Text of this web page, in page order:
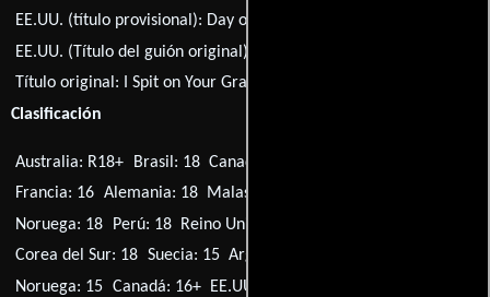
EE.UU. (título provisional): Day of the Woman
EE.UU. (Título del guión original):
Título original: I Spit on Your Grave
Clasificación
Australia: R18+ Brasil: 18 Canadá: 18A
Francia: 16 Alemania: 18 Malasia: (Banned)
Noruega: 18
Perú: 18 Reino Unido: 18
Corea del Sur: 18 Suecia: 15 Argentina: 18
Noruega: 15 Canadá: 16+ EE.UU.: Unrated